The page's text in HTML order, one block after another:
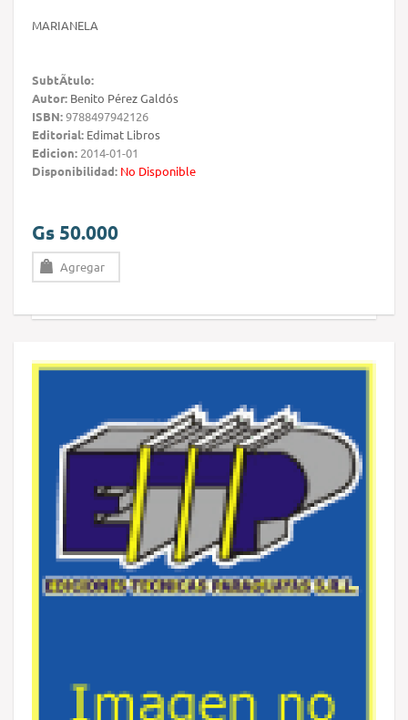
MARIANELA
SubtÃ­tulo:
Autor: Benito Pérez Galdós
ISBN:9788497942126
Editorial: Edimat Libros
Edicion: 2014-01-01
Disponibilidad: No Disponible
Gs 50.000
Agregar